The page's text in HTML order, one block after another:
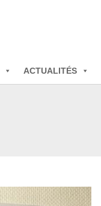
ACTUALITÉS